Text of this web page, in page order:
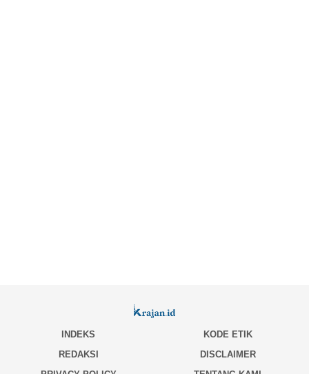
INDEKS
KODE ETIK
REDAKSI
DISCLAIMER